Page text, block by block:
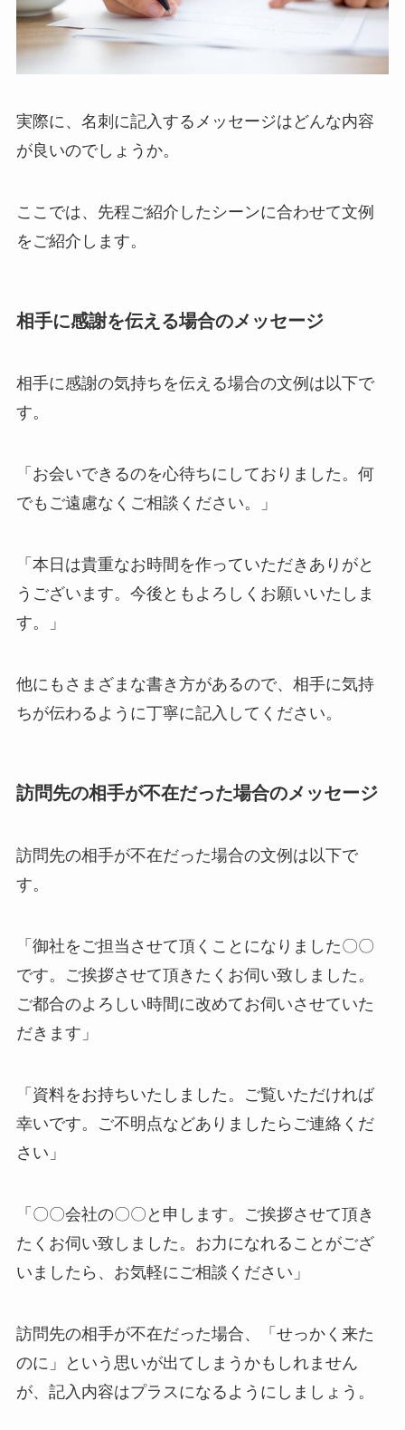
実際に、名刺に記入するメッセージはどんな内容
が良いのでしょうか。
ここでは、先程ご紹介したシーンに合わせて文例
をご紹介します。
相手に感謝を伝える場合のメッセージ
相手に感謝の気持ちを伝える場合の文例は以下で
す。
「お会いできるのを心待ちにしておりました。何
でもご遠慮なくご相談ください。」
「本日は貴重なお時間を作っていただきありがと
うございます。今後ともよろしくお願いいたしま
す。」
他にもさまざまな書き方があるので、相手に気持
ちが伝わるように丁寧に記入してください。
訪問先の相手が不在だった場合のメッセージ
訪問先の相手が不在だった場合の文例は以下で
す。
「御社をご担当させて頂くことになりました〇〇
です。ご挨拶させて頂きたくお伺い致しました。
ご都合のよろしい時間に改めてお伺いさせていた
だきます」
「資料をお持ちいたしました。ご覧いただければ
幸いです。ご不明点などありましたらご連絡くだ
さい」
「〇〇会社の〇〇と申します。ご挨拶させて頂き
たくお伺い致しました。お力になれることがござ
いましたら、お気軽にご相談ください」
訪問先の相手が不在だった場合、「せっかく来た
のに」という思いが出てしまうかもしれません
が、記入内容はプラスになるようにしましょう。